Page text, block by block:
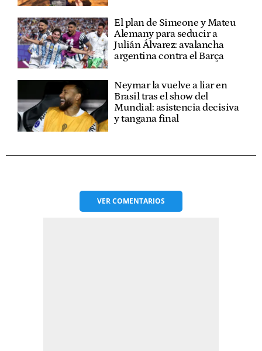
El plan de Simeone y Mateu
Alemany para seducir a
Julián Álvarez: avalancha
argentina contra el Barça
Neymar la vuelve a liar en
Brasil tras el show del
Mundial: asistencia decisiva
y tangana final
VERCOMENTARIOS